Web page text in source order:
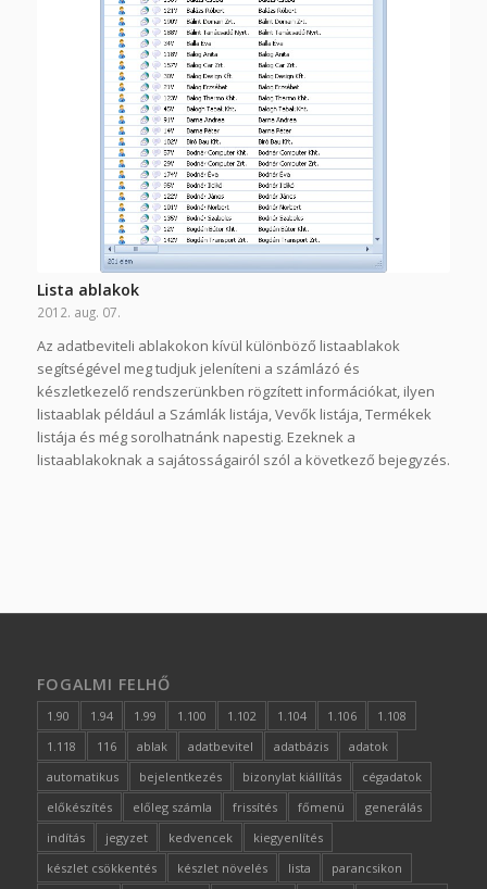
Lista ablakok
2012. aug. 07.
Az adatbeviteli ablakokon kívül különböző listaablakok
segítségével meg tudjuk jeleníteni a számlázó és
készletkezelő rendszerünkben rögzített információkat, ilyen
listaablak például a Számlák listája, Vevők listája, Termékek
listája és még sorolhatnánk napestig. Ezeknek a
listaablakoknak a sajátosságairól szól a következő bejegyzés.
FOGALMI FELHŐ
1.90 1.94 1.99 1.100 1.102 1.104 1.106
1.108
1.118
116 ablak adatbevitel adatbázis
adatok
automatikus
bejelentkezés bizonylat kiállítás
cégadatok
előkészítés
előleg számla frissítés főmenü
generálás
indítás
jegyzet kedvencek
kiegyenlítés
készlet csökkentés
készlet növelés lista
parancsikon